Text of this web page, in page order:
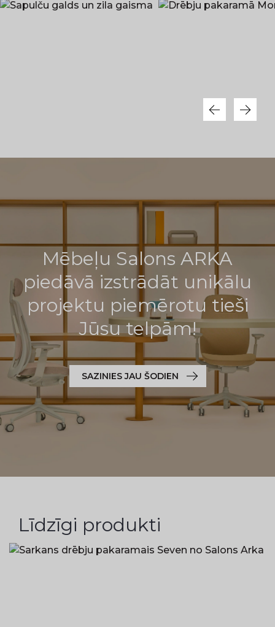
Mēbeļu Salons ARKA
piedāvā izstrādāt unikālu
projektu piemērotu tieši
Jūsu telpām!
SAZINIES JAU ŠODIEN
Līdzīgi produkti